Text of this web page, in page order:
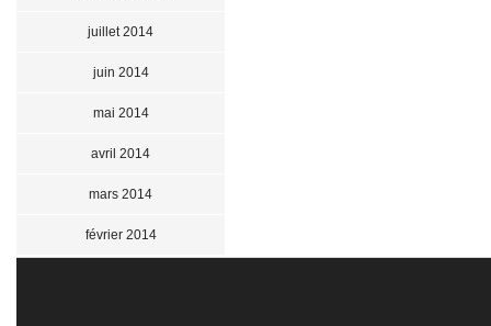
juillet 2014
juin 2014
mai 2014
avril 2014
mars 2014
février 2014